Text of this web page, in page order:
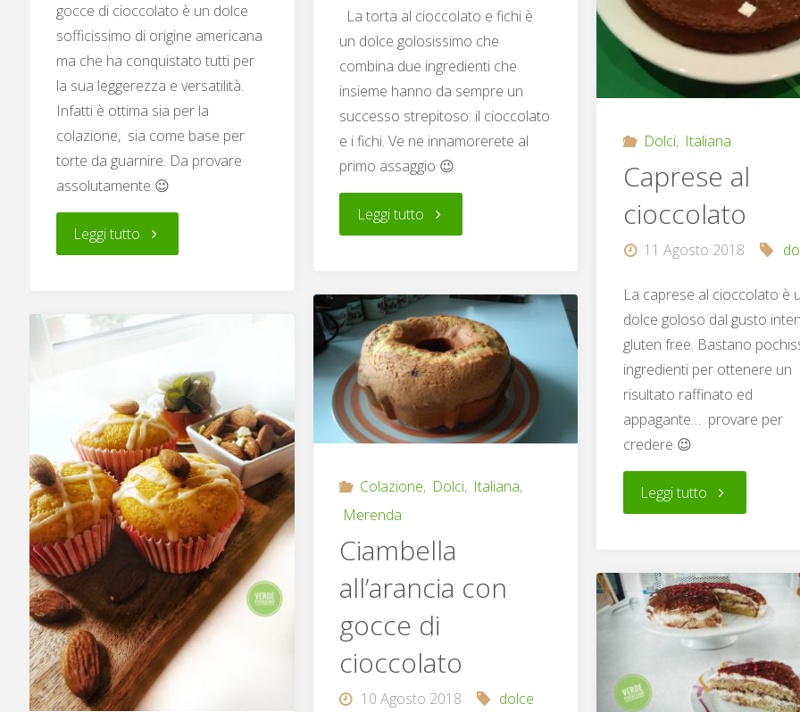
gocce di cioccolato è un dolce
sofficissimo di origine americana
ma che ha conquistato tutti per
la sua leggerezza e versatilità.
Infatti è ottima sia per la
colazione, sia come base per
torte da guarnire. Da provare
assolutamente 😉
Leggi tutto "Chiffon
all’arancia
gocce
di
cioccolato"
La torta al cioccolato e fichi è
un dolce golosissimo che
combina due ingredienti che
insieme hanno da sempre un
successo strepitoso: il cioccolato
e i fichi. Ve ne innamorerete al
primo assaggio 😉
Leggi tutto"Torta
cioccolato
e
fichi"
Dolci, Italiana
Caprese al
cioccolato
11 Agosto 2018
La caprese al cioccolato è
dolce goloso dal gusto
gluten free. Bastano
ingredienti per ottenere un
risultato raffinato ed
appagante… provare per
credere 😉
Leggi tutto "Caprese
cioccolato"
Colazione, Dolci, Italiana,
Merenda
Ciambella
all’arancia con
gocce di
cioccolato
10 Agosto 2018 dolce